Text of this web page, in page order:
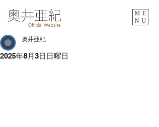
ME
NU
2025年8月3日日曜日
奥井亜紀